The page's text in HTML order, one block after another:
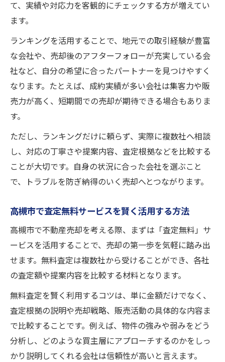
て、実績や対応力を客観的にチェックする方が増えてい
ます。
ランキングを活用することで、地元での取引経験が豊富
な会社や、売却後のアフターフォローが充実している会
社など、自分の希望に合ったパートナーを見つけやすく
なります。たとえば、成約実績が多い会社は集客力や販
売力が高く、短期間での売却が期待できる場合もありま
す。
ただし、ランキングだけに頼らず、実際に複数社へ相談
し、対応の丁寧さや提案内容、査定根拠などを比較する
ことが大切です。自身の状況に合った会社を選ぶこと
で、トラブルを防ぎ納得のいく売却へとつながります。
高槻市で査定無料サービスを賢く活用する方法
高槻市で不動産売却を考える際、まずは「査定無料」サ
ービスを活用することで、売却の第一歩を気軽に踏み出
せます。無料査定は複数社から受けることができ、各社
の査定額や提案内容を比較する材料となります。
無料査定を賢く利用するコツは、単に金額だけでなく、
査定根拠の説明や売却戦略、販売活動の具体的な内容ま
で比較することです。例えば、物件の強みや弱みをどう
分析し、どのような買主層にアプローチするのかをしっ
かり説明してくれる会社は信頼性が高いと言えます。